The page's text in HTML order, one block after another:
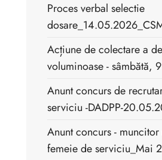
Proces verbal selectie
Acțiune de colectare a
voluminoase - sâmbătă,
Anunt concurs de
serviciu -DADPP-
Anunt concurs -
femeie de serviciu_Mai